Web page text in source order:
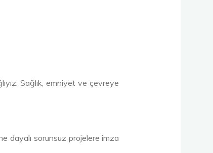
Sağlık, emniyet ve çevreye
dayalı sorunsuz projelere imza